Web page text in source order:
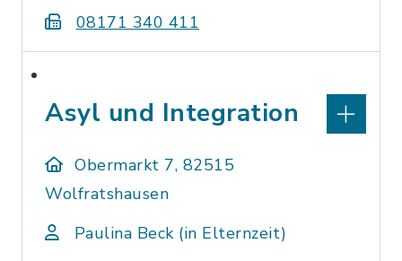
08171 340 411
Asyl und Integration
Obermarkt 7, 82515
Wolfratshausen
Paulina Beck (in Elternzeit)